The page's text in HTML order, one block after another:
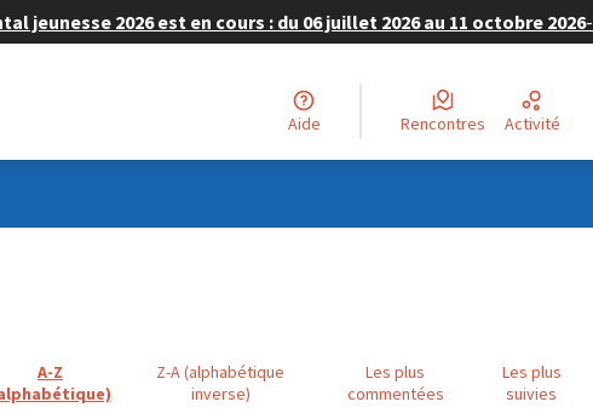
2026 est en cours : du 06 juillet 2026 au 11 octobre 2026-
Aide Rencontres Activité
A-Z
Z-A (alphabétique
inverse)
Les plus
commentées
Les plus
suivies